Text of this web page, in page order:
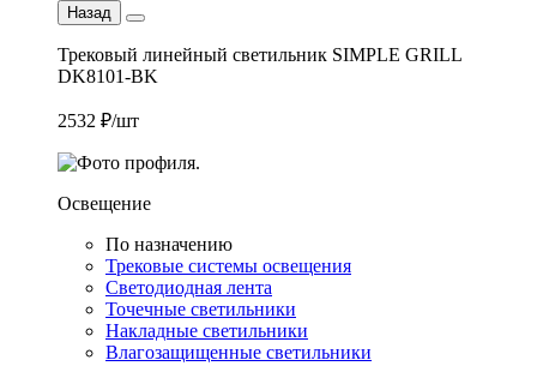
Назад
Трековый линейный светильник SIMPLE GRILL
DK8101-BK
2532 ₽/шт
Освещение
По назначению
Трековые системы освещения
Светодиодная лента
Точечные светильники
Накладные светильники
Влагозащищенные светильники